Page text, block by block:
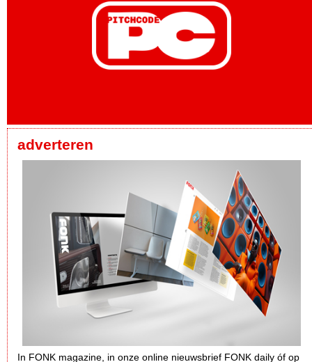
adverteren
In FONK magazine, in onze online nieuwsbrief FONK daily óf op